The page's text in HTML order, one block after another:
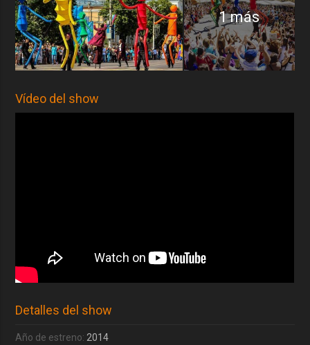
1 más
Vídeo del show
Detalles del show
Año de estreno: 2014